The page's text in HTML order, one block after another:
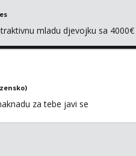
mladu djevojku sa
za tebe javi se